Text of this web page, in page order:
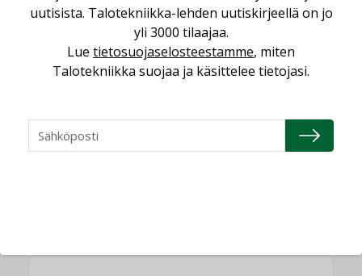
ilmanvaihtoa
Miten varmistetaan EPD-dokumenteista
Vesi- ja viemärimitoittaminen on
uutisista. Talotekniikka-lehden uutiskirjeellä on jo
yli 3000 tilaajaa.
Lue tietosuojaselosteestamme, miten
Talotekniikka suojaa ja käsittelee tietojasi.